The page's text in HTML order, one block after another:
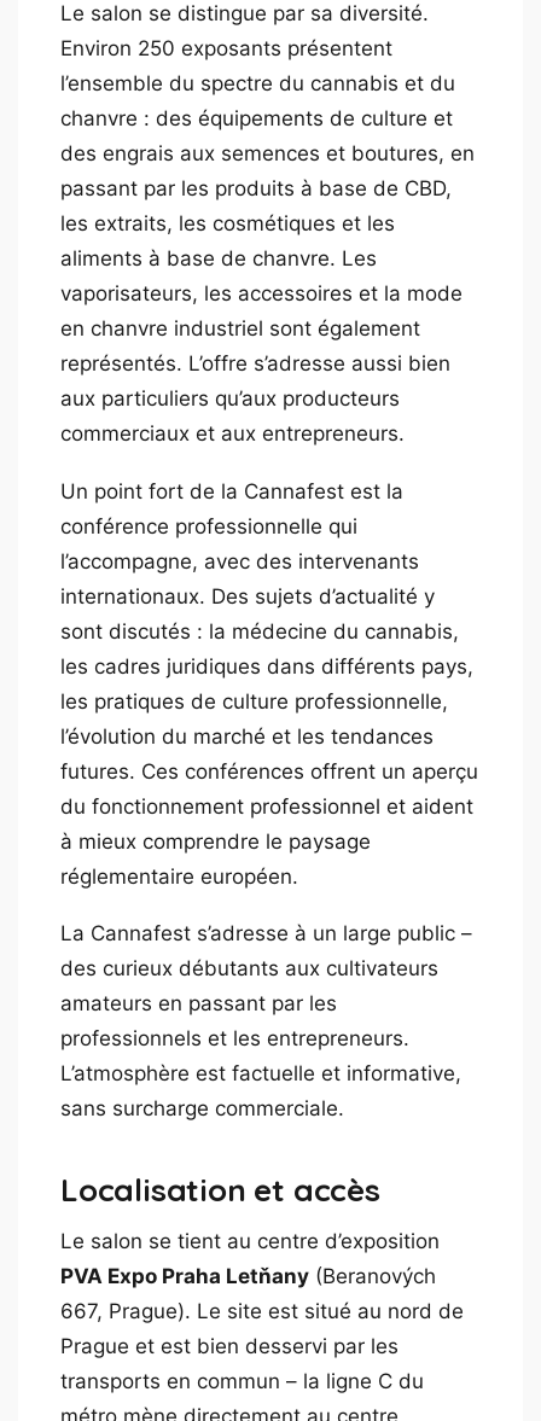
Le salon se distingue par sa diversité.
Environ 250 exposants présentent
l’ensemble du spectre du cannabis et du
chanvre : des équipements de culture et
des engrais aux semences et boutures, en
passant par les produits à base de CBD,
les extraits, les cosmétiques et les
aliments à base de chanvre. Les
vaporisateurs, les accessoires et la mode
en chanvre industriel sont également
représentés. L’offre s’adresse aussi bien
aux particuliers qu’aux producteurs
commerciaux et aux entrepreneurs.
Un point fort de la Cannafest est la
conférence professionnelle qui
l’accompagne, avec des intervenants
internationaux. Des sujets d’actualité y
sont discutés : la médecine du cannabis,
les cadres juridiques dans différents pays,
les pratiques de culture professionnelle,
l’évolution du marché et les tendances
futures. Ces conférences offrent un aperçu
du fonctionnement professionnel et aident
à mieux comprendre le paysage
réglementaire européen.
La Cannafest s’adresse à un large public –
des curieux débutants aux cultivateurs
amateurs en passant par les
professionnels et les entrepreneurs.
L’atmosphère est factuelle et informative,
sans surcharge commerciale.
Localisation et accès
Le salon se tient au centre d’exposition
PVA Expo Praha Letňany (Beranových
667, Prague). Le site est situé au nord de
Prague et est bien desservi par les
transports en commun – la ligne C du